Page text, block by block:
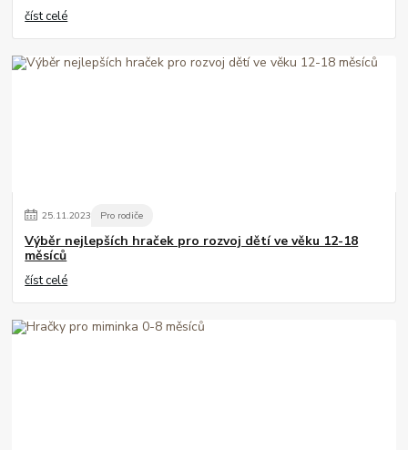
číst celé
25.11.2023 Pro rodiče
Výběr nejlepších hraček pro rozvoj dětí ve věku 12-18
měsíců
číst celé